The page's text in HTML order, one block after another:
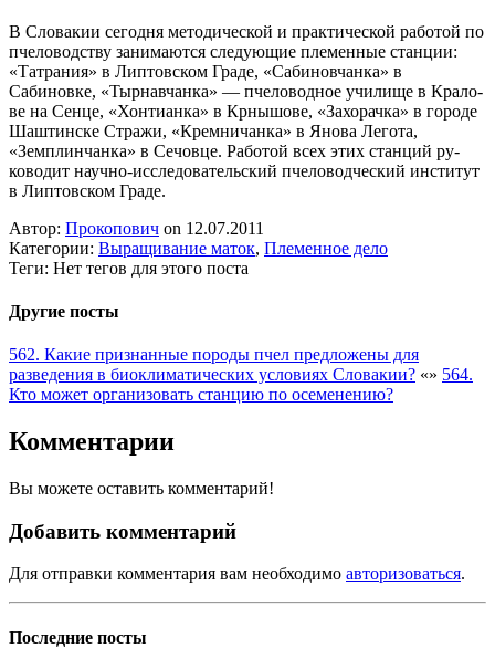
В Словакии сегодня методиче­ской и практической работой по
пчеловодству занимаются следующие племенные стан­ции:
«Татрания» в Липтовском Граде, «Сабиновчанка» в
Сабиновке, «Тырнавчанка» — пче­ловодное училище в Крало-
ве на Сенце, «Хонтианка» в Крнышове, «Захорачка» в городе
Шаштинске Стражи, «Кремничанка» в Янова Легота,
«Земплинчанка» в Сечовце. Работой всех этих станций ру­
ководит научно-исследователь­ский пчеловодческий институт
в Липтовском Граде.
Автор: Прокопович on 12.07.2011
Категории: Выращивание маток, Племенное дело
Теги: Нет тегов для этого поста
Другие посты
562. Какие признанные породы пчел предложены для
разведения в биоклиматических условиях Словакии? «» 564.
Кто может организовать станцию по осеменению?
Комментарии
Вы можете оставить комментарий!
Добавить комментарий
Для отправки комментария вам необходимо авторизоваться.
Последние посты